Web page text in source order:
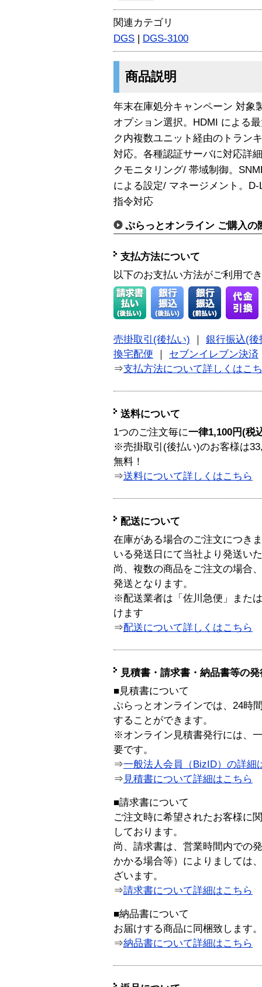
関連カテゴリ
DGS | DGS-3100
商品説明
年末在庫処分キャンペーン 対象
オプション選択。HDMI による
ク内複数ユニット経由のトラン
対応。各種認証サーバに対応詳
クモニタリング/ 帯域制御。
による設定/ マネージメント。
指令対応
ぷらっとオンライン ご購入の
支払方法について
以下のお支払い方法がご利用で
売掛取引(後払い)
銀行振込(後
換宅配便
セブンイレブン決済
⇒支払方法について詳しくはこ
送料について
1つのご注文毎に一律1,100円(税
※売掛取引(後払い)のお客様は
無料！
⇒送料について詳しくはこちら
配送について
在庫がある場合のご注文につき
いる発送日にて当社より発送い
尚、複数の商品をご注文の場合
発送となります。
※配送業者は「佐川急便」また
けます
⇒配送について詳しくはこちら
見積書・請求書・納品書等の
■見積書について
ぷらっとオンラインでは、24時
することができます。
※オンライン見積書発行には、
要です。
⇒一般法人会員（BizID）の詳細
⇒ 見積書について詳細はこちら
■請求書について
ご注文時に希望されたお客様に
しております。
尚、請求書は、営業時間内での
かかる場合等）によりましては
ざいます。
⇒請求書について詳細はこちら
■納品書について
お届けする商品に同梱致します。
⇒納品書について詳細はこちら